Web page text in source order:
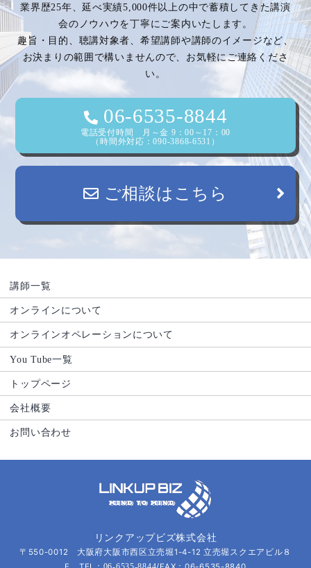
業界歴25年、延べ実績5,000件以上の中で蓄積してきた講演
会のノウハウを丁寧にご案内いたします。
趣旨・目的、聴講対象者、希望講師や講師のイメージなど、
お決まりの範囲で構いませんので、お気軽にご連絡くださ
い。
06-6535-8844
電話受付時間 月～金 9：00～17：00
（時間外対応：090-3868-6531）
ご相談はこちら
講師一覧
オンラインについて
オンラインオペレーションについて
You Tube一覧
トップページ
会社概要
お問い合わせ
リンクアップビズ株式会社
〒550-0012 大阪府大阪市西区立売堀1-4-12 立売堀スクエアビル８